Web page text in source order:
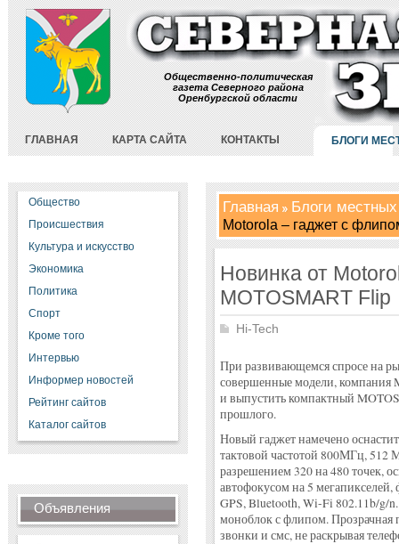
Общественно-политическая
газета Северного района
Оренбургской области
ГЛАВНАЯ КАРТА САЙТА КОНТАКТЫ БЛОГИ
Общество
Происшествия
Культура и искусство
Экономика
Политика
Спорт
Кроме того
Интервью
Информер новостей
Рейтинг сайтов
Каталог сайтов
Объявления
Главная Блоги
Motorola – гаджет с
Новинка от
MOTOSMART Flip
Hi-Tech
При развивающемся спросе на
совершенные модели, компания
и выпустить компактный
прошлого.
Новый гаджет намечено
тактовой частотой 800МГц,
разрешением 320 на 480 точек,
автофокусом на 5
GPS, Bluetooth, Wi-Fi 802.11b/g/
моноблок с флипом. Прозрачная
звонки и смс, не раскрывая